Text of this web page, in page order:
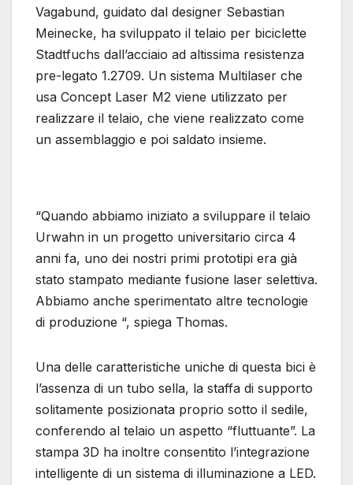
Vagabund, guidato dal designer Sebastian
Meinecke, ha sviluppato il telaio per biciclette
Stadtfuchs dall’acciaio ad altissima resistenza
pre-legato 1.2709. Un sistema Multilaser che
usa Concept Laser M2 viene utilizzato per
realizzare il telaio, che viene realizzato come
un assemblaggio e poi saldato insieme.
“Quando abbiamo iniziato a sviluppare il telaio
Urwahn in un progetto universitario circa 4
anni fa, uno dei nostri primi prototipi era già
stato stampato mediante fusione laser selettiva.
Abbiamo anche sperimentato altre tecnologie
di produzione “, spiega Thomas.
Una delle caratteristiche uniche di questa bici è
l’assenza di un tubo sella, la staffa di supporto
solitamente posizionata proprio sotto il sedile,
conferendo al telaio un aspetto “fluttuante”. La
stampa 3D ha inoltre consentito l’integrazione
intelligente di un sistema di illuminazione a LED.